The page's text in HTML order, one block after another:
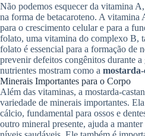
Não podemos esquecer da vitamina
na forma de betacaroteno. A vitamina
para o crescimento celular e para a
folato, uma vitamina do complexo B,
folato é essencial para a formação de
prevenir defeitos congênitos durante a
nutrientes mostram como a
Minerais Importantes para o Corpo
Além das vitaminas, a mostarda-
variedade de minerais importantes.
cálcio, fundamental para ossos e
outro mineral presente, ajuda a